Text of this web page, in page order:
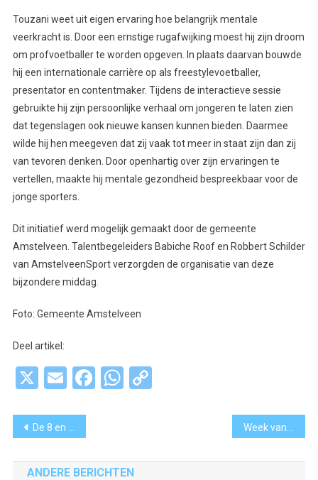
Touzani weet uit eigen ervaring hoe belangrijk mentale
veerkracht is. Door een ernstige rugafwijking moest hij zijn droom
om profvoetballer te worden opgeven. In plaats daarvan bouwde
hij een internationale carrière op als freestylevoetballer,
presentator en contentmaker. Tijdens de interactieve sessie
gebruikte hij zijn persoonlijke verhaal om jongeren te laten zien
dat tegenslagen ook nieuwe kansen kunnen bieden. Daarmee
wilde hij hen meegeven dat zij vaak tot meer in staat zijn dan zij
van tevoren denken. Door openhartig over zijn ervaringen te
vertellen, maakte hij mentale gezondheid bespreekbaar voor de
jonge sporters.
Dit initiatief werd mogelijk gemaakt door de gemeente
Amstelveen. Talentbegeleiders Babiche Roof en Robbert Schilder
van AmstelveenSport verzorgden de organisatie van deze
bijzondere middag.
Foto: Gemeente Amstelveen
Deel artikel:
X EmailFacebook
WhatsApp
Copy
Bericht
navigatie
De 8 en Omstreken (145): RKDES en KDO op jacht naar promotie
ANDERE BERICHTEN